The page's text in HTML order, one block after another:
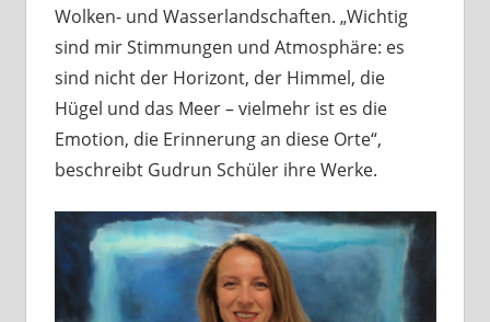
Wolken- und Wasserlandschaften. „Wichtig
sind mir Stimmungen und Atmosphäre: es
sind nicht der Horizont, der Himmel, die
Hügel und das Meer – vielmehr ist es die
Emotion, die Erinnerung an diese Orte“,
beschreibt Gudrun Schüler ihre Werke.